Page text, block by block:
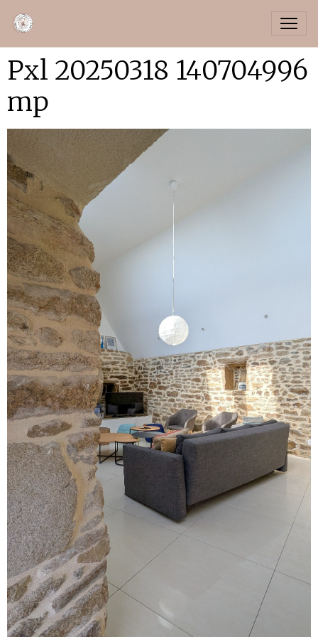
Pxl 20250318 140704996
mp